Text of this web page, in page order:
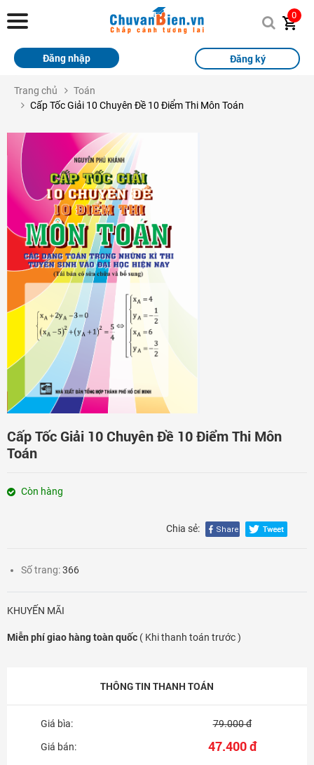
Chuvanbien.vn
Trang chủ
Sách
Thi Online
Tài liệu miễn phí
Học sinh xuất sắc
Giải bài tập
Tin tức
Liên hệ
Đăng nhập
0
Đăng ký
Đăng nhập
Trang chủ
Toán
Cấp Tốc Giải 10 Chuyên Đề 10 Điểm Thi Môn Toán
Cấp Tốc Giải 10 Chuyên Đề 10 Điểm Thi Môn
Toán
Còn hàng
Chia sẻ:
Số trang:366
KHUYẾN MÃI
Miễn phí giao hàng toàn quốc ( Khi thanh toán trước )
THÔNG TIN THANH TOÁN
Giá bìa:
Giá bán:
79.000 đ
47.400 đ